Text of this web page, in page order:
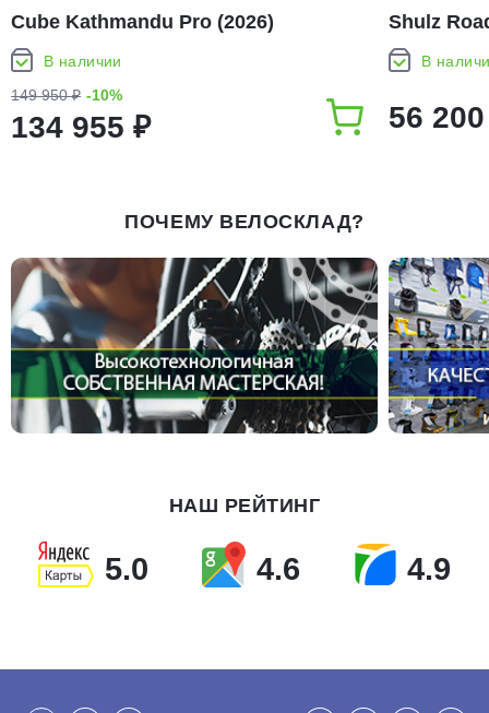
Cube Kathmandu Pro (2026)
В наличии
149 950 ₽ -10%
134 955 ₽
Shulz
В
56
ПОЧЕМУ ВЕЛОСКЛАД?
НАШ РЕЙТИНГ
5.0 4.6 4.9